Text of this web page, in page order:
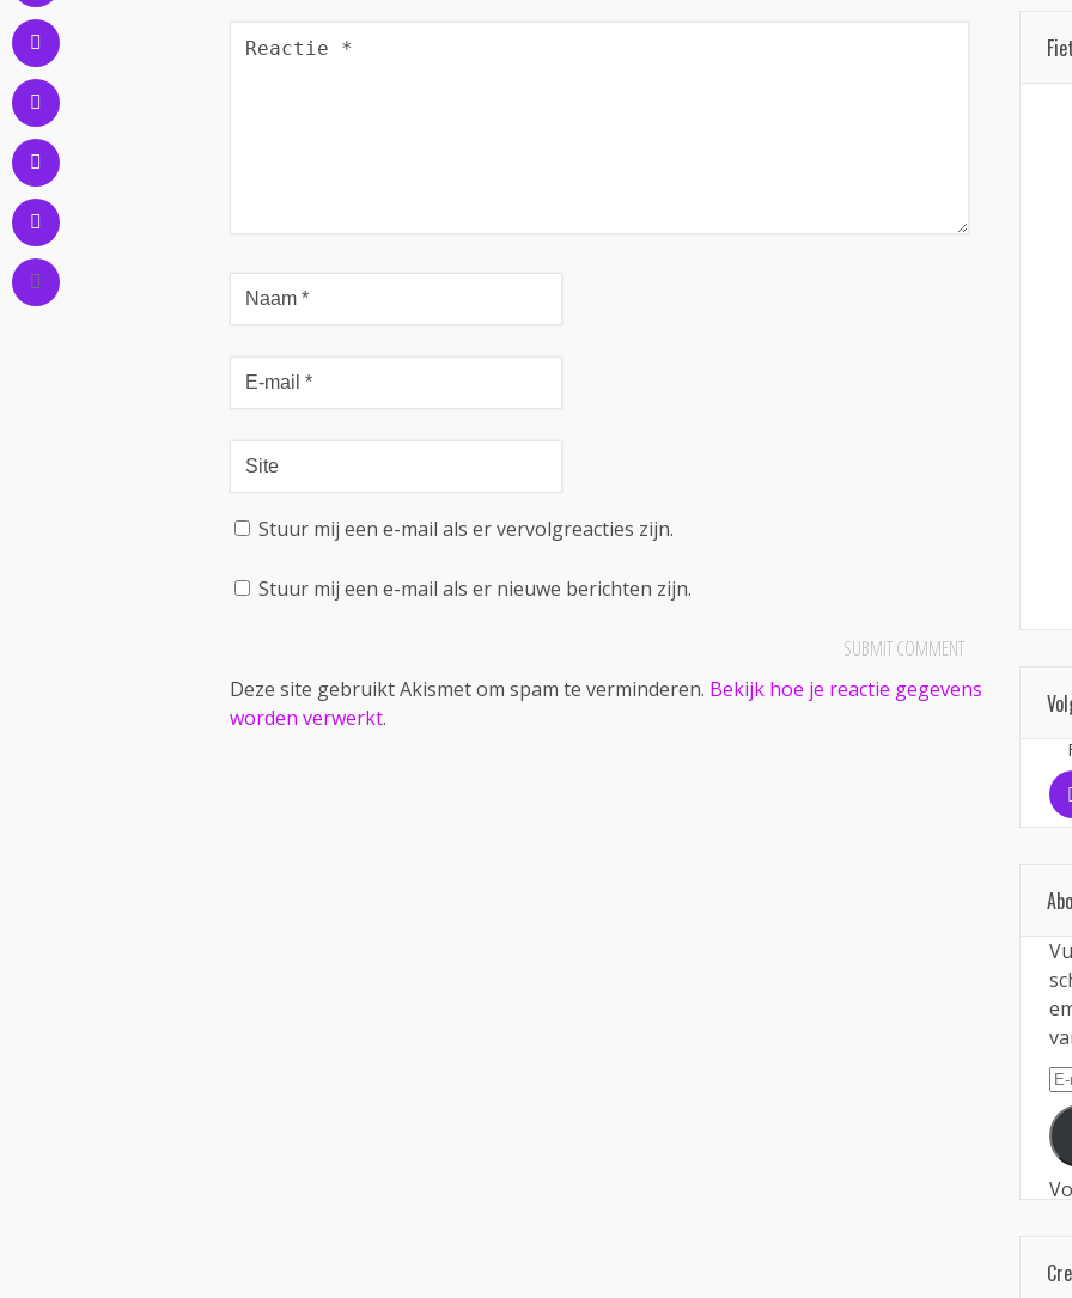
Stuur mij een e-mail als er vervolgreacties zijn.
Stuur mij een e-mail als er nieuwe berichten zijn.
Deze site gebruikt Akismet om spam te verminderen. Bekijk hoe je reactie gegevens
worden verwerkt.
E-